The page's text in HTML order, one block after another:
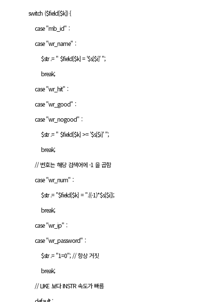
switch ($field[$k]) {
case "mb_id" :
case "wr_name" :
$str .= " $field[$k] = '$s[$i]' ";
break;
case "wr_hit" :
case "wr_good" :
case "wr_nogood" :
$str .= " $field[$k] >= '$s[$i]' ";
break;
// 번호는 해당 검색어에 -1 을 곱함
case "wr_num" :
$str .= "$field[$k] = ".((-1)*$s[$i]);
break;
case "wr_ip" :
case "wr_password" :
$str .= "1=0"; // 항상 거짓
break;
// LIKE 보다 INSTR 속도가 빠름